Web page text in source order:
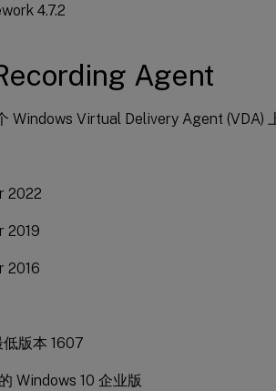
4.7.2
Agent
Windows Virtual Delivery Agent (VDA)
2022
2019
2016
版本 1607
Windows 10 企业版